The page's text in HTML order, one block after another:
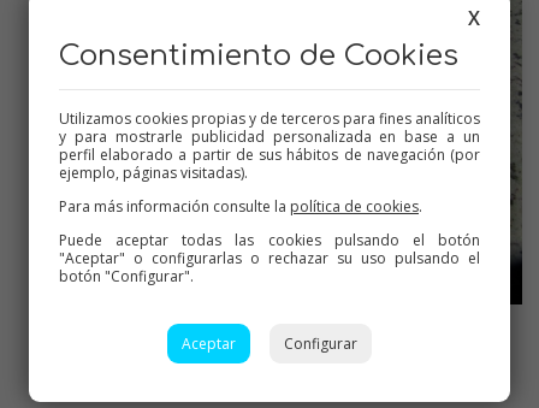
Ingredientes
X
Consentimiento de Cookies
Utilizamos cookies propias y de terceros para fines analíticos
y para mostrarle publicidad personalizada en base a un
perfil elaborado a partir de sus hábitos de navegación (por
ejemplo, páginas visitadas).
Para más información consulte la política de cookies.
Puede aceptar todas las cookies pulsando el botón
"Aceptar" o configurarlas o rechazar su uso pulsando el
botón "Configurar".
Aceptar Configurar